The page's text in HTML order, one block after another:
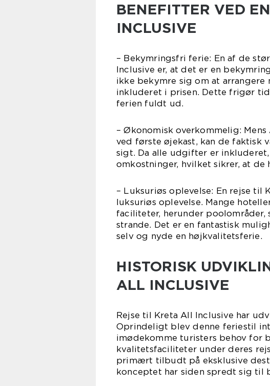
BENEFITTER VED
INCLUSIVE
– Bekymringsfri ferie: En af de
Inclusive er, at det er en
ikke bekymre sig om at
inkluderet i prisen. Dette frigør
ferien fuldt ud.
– Økonomisk overkommelig:
ved første øjekast, kan de faktisk
sigt. Da alle udgifter er
omkostninger, hvilket sikrer, at
– Luksuriøs oplevelse: En rejse til
luksuriøs oplevelse. Mange
faciliteter, herunder
strande. Det er en fantastisk
selv og nyde en højkvalitetsferie.
HISTORISK
ALL INCLUSIVE
Rejse til Kreta All Inclusive har
Oprindeligt blev denne feriestil
imødekomme turisters behov for
kvalitetsfaciliteter under deres
primært tilbudt på eksklusive
konceptet har siden spredt sig til